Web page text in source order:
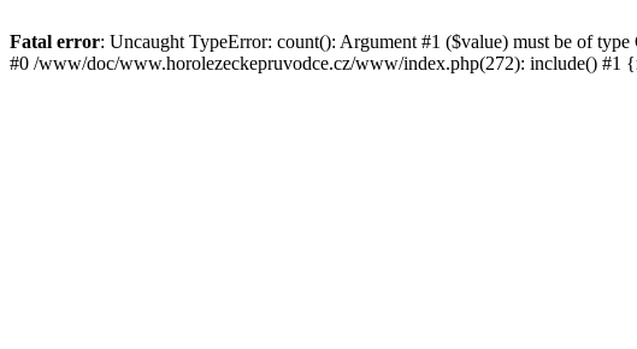
Fatal error: Uncaught TypeError: count(): Argument #1 ($value) must be of
#0 /www/doc/www.horolezeckepruvodce.cz/www/index.php(272): include() #1